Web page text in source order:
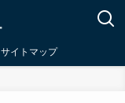
サイトマップ